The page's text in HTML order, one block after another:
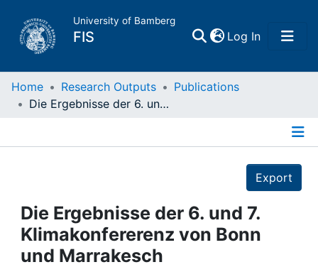
University of Bamberg
FIS Log In(current)
Home
Projects
People
Home Research Outputs
Publications
Die Ergebnisse der 6. und 7. Klimakonfererenz von Bonn und Marrakesch
Export
Die Ergebnisse der 6. und 7.
Klimakonfererenz von Bonn
und Marrakesch